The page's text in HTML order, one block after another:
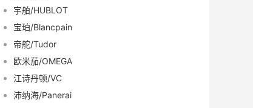
宇舶/HUBLOT
宝珀/Blancpain
帝舵/Tudor
欧米茄/OMEGA
江诗丹顿/VC
沛纳海/Panerai